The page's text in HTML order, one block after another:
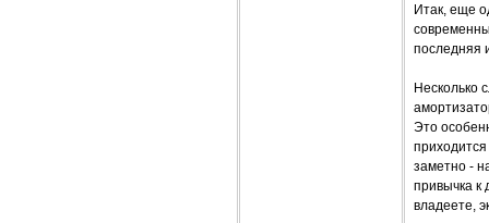
Итак, еще
последняя
Несколько
Это
заметно -
привычка к
владеете,